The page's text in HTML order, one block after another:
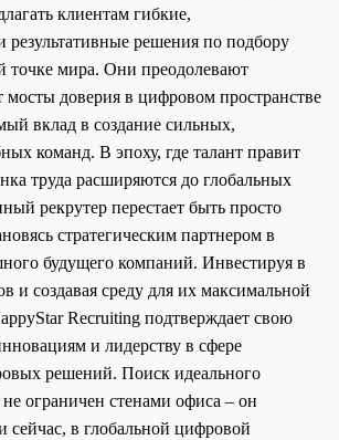
клиентам гибкие,
решения по подбору
точке мира. Они преодолевают
мосты доверия в цифровом пространстве
вклад в создание сильных,
команд. В эпоху, где талант правит
труда расширяются до глобальных
рекрутер перестает быть просто
стратегическим партнером в
будущего компаний. Инвестируя в
и создавая среду для их максимальной
Recruiting подтверждает свою
и лидерству в сфере
решений. Поиск идеального
ограничен стенами офиса – он
сейчас, в глобальной цифровой